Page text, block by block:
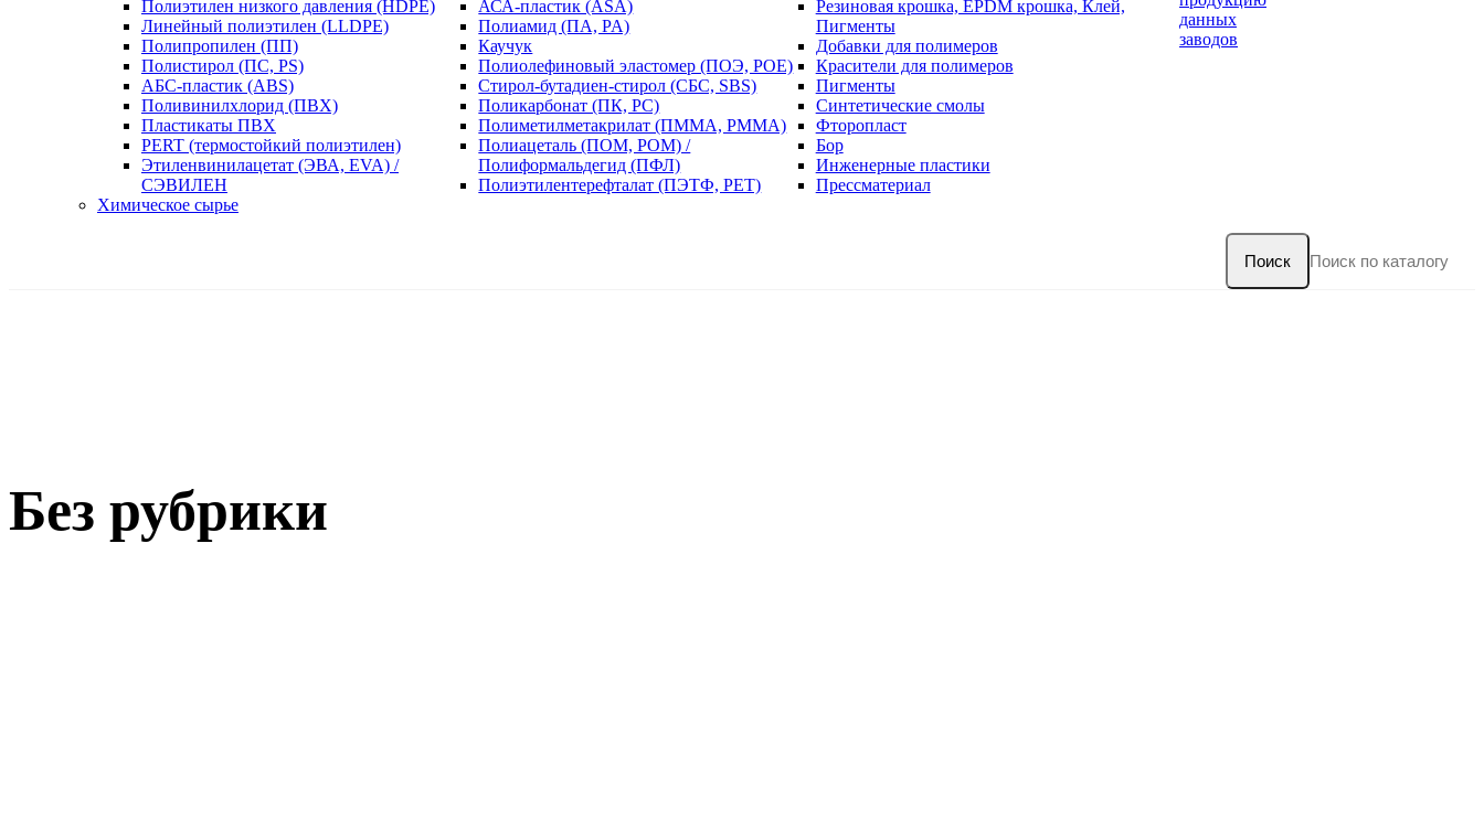
Полиэтилен низкого давления (HDPE)
Линейный полиэтилен (LLDPE)
Полипропилен (ПП)
Полистирол (ПС, PS)
АБС-пластик (ABS)
Поливинилхлорид (ПВХ)
Пластикаты ПВХ
PERT (термостойкий полиэтилен)
Этиленвинилацетат (ЭВА, EVA) /
СЭВИЛЕН
АСА-пластик (ASA)
Полиамид (ПА, PA)
Каучук
Полиолефиновый эластомер (ПОЭ, POE)
Стирол-бутадиен-стирол (СБС, SBS)
Поликарбонат (ПК, PC)
Полиметилметакрилат (ПММА, PMMA)
Полиацеталь (ПОМ, POM) /
Полиформальдегид (ПФЛ)
Полиэтилентерефталат (ПЭТФ, PET)
Резиновая крошка, EPDM крошка, Клей,
Пигменты
Добавки для полимеров
Красители для полимеров
Пигменты
Синтетические смолы
Фторопласт
Бор
Инженерные пластики
Прессматериал
Химическое сырье
данных
заводов
Поиск
Без рубрики